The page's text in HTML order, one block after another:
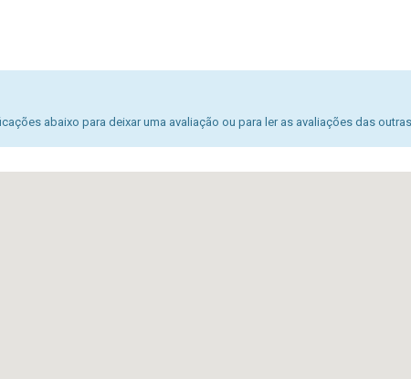
abaixo para deixar uma avaliação ou para ler as avaliações das